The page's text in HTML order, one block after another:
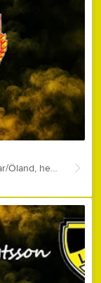
Dags för match nummer elva i Division 6 Kalmar/Öland, hemmamatch på Åbyvallen och för motståndet står Ljungbyholms GoIF! LJUNGBYHOLMS GOIF ligger på 5:e plats i tabellen! Man vann senast hemma emot Högsrums FF - 9-1! Tidigare i Division 6 Kalmar/Öland har man följande resultat: Läckeby GoIF (h) - 2-2, Degerhamns IF (b) - 4-5, Möre BK (h) - 3-0, Mörbylånga GoIF (b) - 2-2, S:t Sigfrids IF (b) - 3-0, IFK Påryd (h) - 3-0, Trekantens IF (b) - 1-2, Rockneby IK (h) - 2-0 & Söderåkra AIK (b) - 1-3! Bästa målskyttar hitills i Ljungbyholms GoIF är Anton Fransson & Jonatan Dahlström som gjort 5 stycken mål vardera! LÄCKEBY GOIF ligger på 10:e plats i tabellen! Man förlorade senast hemma emot S:t Sigfrids IF - 2-4! Tidigare i Division 6 Kalmar/Öland har man följande resultat: Ljungbyholms GoIF (b) - 2-2, IFK Påryd (h) - 2-2, Degerhamns IF (b) - 2-5, Trekantens IF (h) - 0-1, Möre BK (b) - 2-3, Rockneby IK (h) - 2-0, Mörbylånga GoIF (b) - 1-6, Söderåkra AIK (h) - 1-2 & Högsrums FF (b) - 1-2! Bästa målskytt hitills i Läckeby GoIF är Emil Blomqvist som gjort 6 stycken mål! FUN FACTS: * När lagen möttes i seriepremiären slutade matchen oavgjort - 2-2! * Förra säsongen, även då i Division 6 Kalmar/Öland! Då vann Ljungbyholm bägge mötena, 11-1 i Ljungbyholm och 6-0 i Läckeby! * Man får titta lååångt tillbaka i tiden för senaste segern i seriespel för Läckeby GoIF emot Ljungbyholms GoIF, detta trots att man vid flera tillfällen sedan dess spelat i samma division! Senaste segern för Läckeby GoIF var för nästan exakt 10 år sedan, den 1:a juli säsongen 2016, då i Division 5 SÖ, då man lyckades vinna hemma i Läckeby med 4-2! NU KÖR VI! Läckeby GoIF har tagit ut följande spelare: Olle Bjelkendal (mv) Adam Palmér Alexander Kennerfalk Amjad Mahahi Casper Forsberg Daniel Ehnblom Elias Körge Herman Holmén Kim Oskarsson Manfred Löfström Mohamad Abdulaal Noah Sporre Olle Karlsson Olle Norlén Bengtsson Olle Qvarnkullen Oskar Feltendahl Sigge Holm Samling: 17.45 Matchstart: 19.00 Kommentar ifrån assisterande tränare Peter Engman: " - Våran match i Ljungbyholm i seriepremiären är troligtvis våran prestationsmässigt bästa match denna säsongen! Samtliga kämpade verkligen och slet för varandra i 90 plus minuter då på ett sätt som samtliga inblandade nog kan hålla med om sticker ut hitills under säsongen! Spelmässigt har vi dock gjort bättre matcher än då och matchen senast kanske rent av var våran spelmässigt bästa prestation denna säsongen! Här skulle man därför vilja att vi gör en mix av de bägge matcherna, alltså att vi kämpar och sliter för varandra som i premiären, samtidigt som vi spelmässigt kommer upp i samma nivå som senast! Lyckas vi med det här så har vi bra chans att ta samtliga poäng, vilket skulle vara så välbehövligt för oss och vårat självförtroende inför resten av säsongen! Halva säsongen är nu spelad och vi är totalt sett värda mycket mer än vad vi har att visa upp! Tittar man på första halvan av säsongen kan man, enligt mig, enkelt summera den med att vi haft lite svårt att göra mål på våra målchanser samtidigt som motståndarna har gjort för många lite för enkla mål! Jag är ingen expert på xG, verkligen inte, men jag skulle inte bli ett dugg förvånad om vi, ifall det räknades ut i våra matcher, då hade haft högre xG än våra motståndare i de flesta av våra matcher denna säsongen! Jag är helt övertygad om att vi är bättre än vad tabellen visar, 110 procent och jag är lika övertygad om att samtliga spelare delar min känsla kring tabelläget! Det är helt enkelt dags att vi visar det för oss själva och för alla andra nu! " Ljungbyholms GoIF har tagit ut följande trupp: Simon Segerberg (mv), Ali Kadhim, Anton Fransson, Anton Karlsson, David Flisberg, Emin Dugic, Erik Olsson, Jakob Högsander, Johan Eriksson, Jonathan Dahlström, Jonathan Johansson, Martin Karlsson, Neo Andreevski, Viggo Johansson & Viktor Johansson. Tränare för Ljungbyholms GoIF är Tobias Karlsson! Domare: Imer Selimi & Peter Marne Matchen spelas på Åbyvallen i Läckeby imorgon (onsdag) kl. 19.00!